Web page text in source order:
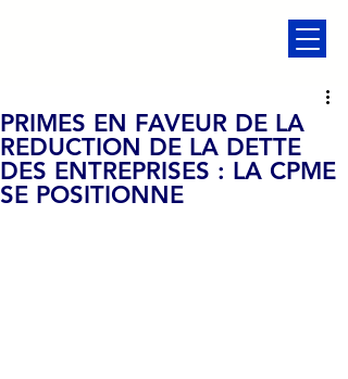
PRIMES EN FAVEUR DE LA
REDUCTION DE LA DETTE
DES ENTREPRISES : LA CPME
SE POSITIONNE